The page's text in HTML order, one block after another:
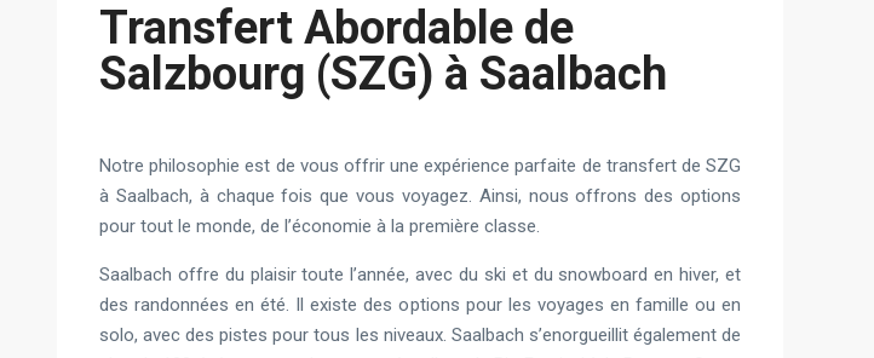
Transfert Abordable de
Salzbourg (SZG) à Saalbach
Notre philosophie est de vous offrir une expérience parfaite de transfert de SZG
à Saalbach, à chaque fois que vous voyagez. Ainsi, nous offrons des options
pour tout le monde, de l’économie à la première classe.
Saalbach offre du plaisir toute l’année, avec du ski et du snowboard en hiver, et
des randonnées en été. Il existe des options pour les voyages en famille ou en
solo, avec des pistes pour tous les niveaux. Saalbach s’enorgueillit également de